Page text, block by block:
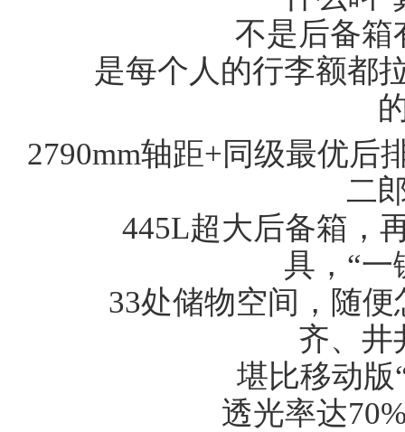
不是后备箱
是每个人的行李额都拉
2790mm轴距+同级最优后
二
445L超大后备箱，再
具，“一
33处储物空间，随便
齐、井
堪比移动版“
透光率达70%